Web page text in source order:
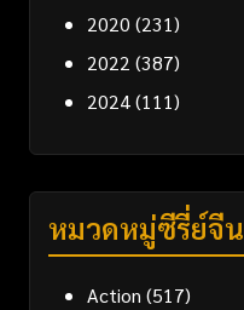
2020 (231)
2022 (387)
2024(111)
หมวดหมู่ซีรี่ย์จีน
Action (517)